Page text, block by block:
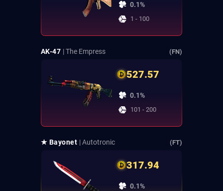
0.1%
1 - 100
AK-47 | The Empress (FN)
527.57
0.1%
101 - 200
★ Bayonet | Autotronic (FT)
317.94
0.1%